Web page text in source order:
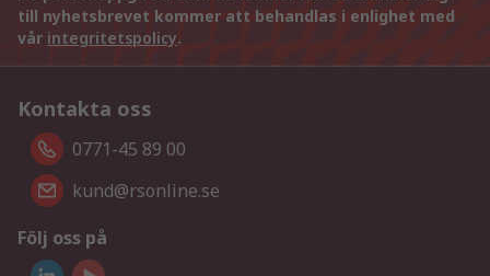
till nyhetsbrevet kommer att behandlas i enlighet med
vår integritetspolicy.
Kontakta oss
0771-45 89 00
kund@rsonline.se
Följ oss på